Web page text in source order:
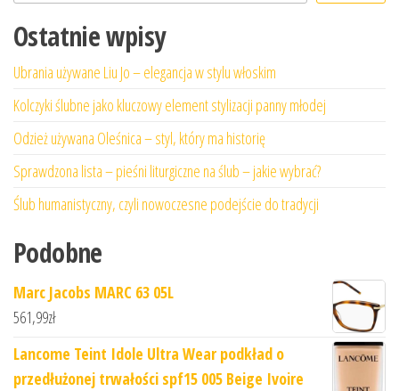
Ostatnie wpisy
Ubrania używane Liu Jo – elegancja w stylu włoskim
Kolczyki ślubne jako kluczowy element stylizacji panny młodej
Odzież używana Oleśnica – styl, który ma historię
Sprawdzona lista – pieśni liturgiczne na ślub – jakie wybrać?
Ślub humanistyczny, czyli nowoczesne podejście do tradycji
Podobne
Marc Jacobs MARC 63 05L
561,99zł
Lancome Teint Idole Ultra Wear podkład o
przedłużonej trwałości spf15 005 Beige Ivoire